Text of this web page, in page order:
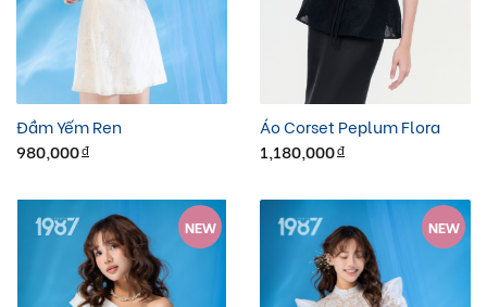
Đầm Yếm Ren
980,000đ
Áo Corset Peplum Flora
1,180,000đ
NEW NEW